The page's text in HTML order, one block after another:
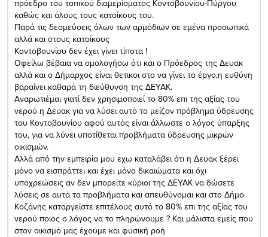
πρόεδρο του τοπικού διαμερίσματος Κοντοβουνίου-Πύργου
καθώς και όλους τους κατοίκους του.
Παρά τις δεσμεύσεις όλων των αρμόδιων σε εμένα προσωπικά
αλλά και στους κατοίκους
Κοντοβουνίου δεν έχει γίνει τίποτα !
Οφείλω βέβαια να ομολογήσω ότι και ο Πρόεδρος της Δευακ
αλλά και ο Δήμαρχος είναι θετικοι στο να γίνει το έργο,η ευθύνη
βαραίνει καθαρά τη διεύθυνση της ΔΕΥΑΚ.
Αναρωτιέμαι γιατί δεν χρησιμοποιεί το 80% επι της αξίας του
νερού η Δευακ για να λύσει αυτό το μείζον πρόβλημα ύδρευσης
του Κοντοβουνίου αφού αυτός είναι άλλωστε ο λόγος ύπαρξης
του, για να λύνει υποτίθεται προβλήματα ύδρευσης μικρών
οικισμών.
Αλλά από την εμπειρία μου εχω καταλάβει ότι η Δευακ ξέρει
μόνο να εισπράττει και έχει μόνο δικαιώματα και όχι
υποχρεώσεις αν δεν μπορείτε κύριοι της ΔΕΥΑΚ να δώσετε
λύσεις σε αυτά τα προβλήματα και απευθύνομαι και στο Δήμο
Κοζάνης καταργείστε επιτέλους αυτό το 80% επι της αξίας του
νερού ποιος ο λόγος να το πληρώνουμε ? Και μάλιστα εμείς που
στον οικισμό μας έχουμε και φυσική ροή